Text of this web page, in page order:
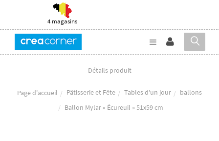
4 magasins
Détails produit
Page d'accueil Pâtisserie et Fête Tables d'un jour
ballons
Ballon Mylar « Écureuil » 51x59 cm